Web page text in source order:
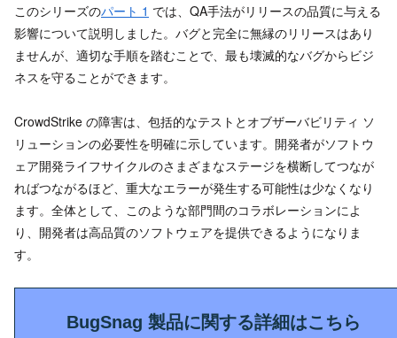
このシリーズのパート 1 では、QA手法がリリースの品質に与える
影響について説明しました。バグと完全に無縁のリリースはあり
ませんが、適切な手順を踏むことで、最も壊滅的なバグからビジ
ネスを守ることができます。
CrowdStrike の障害は、包括的なテストとオブザーバビリティ ソ
リューションの必要性を明確に示しています。開発者がソフトウ
ェア開発ライフサイクルのさまざまなステージを横断してつなが
ればつながるほど、重大なエラーが発生する可能性は少なくなり
ます。全体として、このような部門間のコラボレーションによ
り、開発者は高品質のソフトウェアを提供できるようになりま
す。
BugSnag 製品に関する詳細はこちら